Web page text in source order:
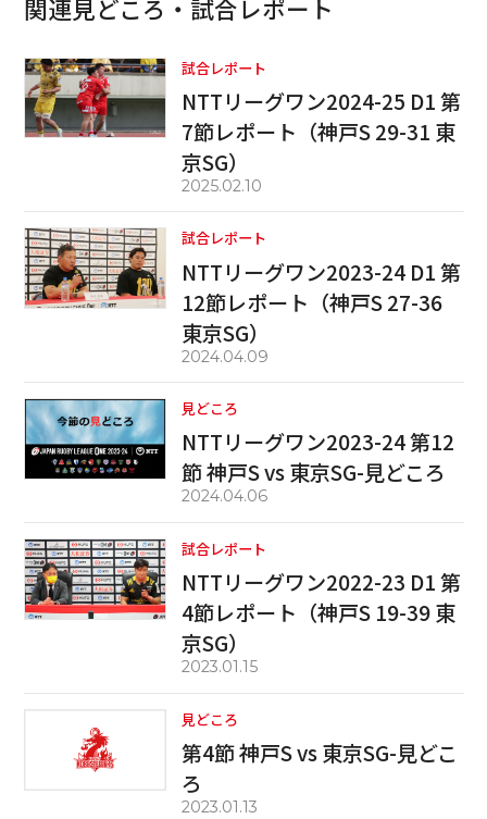
関連見どころ・試合レポート
試合レポート
NTTリーグワン2024-25 D1 第
7節レポート（神戸S 29-31 東
京SG）
2025.02.10
試合レポート
NTTリーグワン2023-24 D1 第
12節レポート（神戸S 27-36
東京SG）
2024.04.09
見どころ
NTTリーグワン2023-24 第12
節 神戸S vs 東京SG-見どころ
2024.04.06
試合レポート
NTTリーグワン2022-23 D1 第
4節レポート（神戸S 19-39 東
京SG）
2023.01.15
見どころ
第4節 神戸S vs 東京SG-見どこ
ろ
2023.01.13